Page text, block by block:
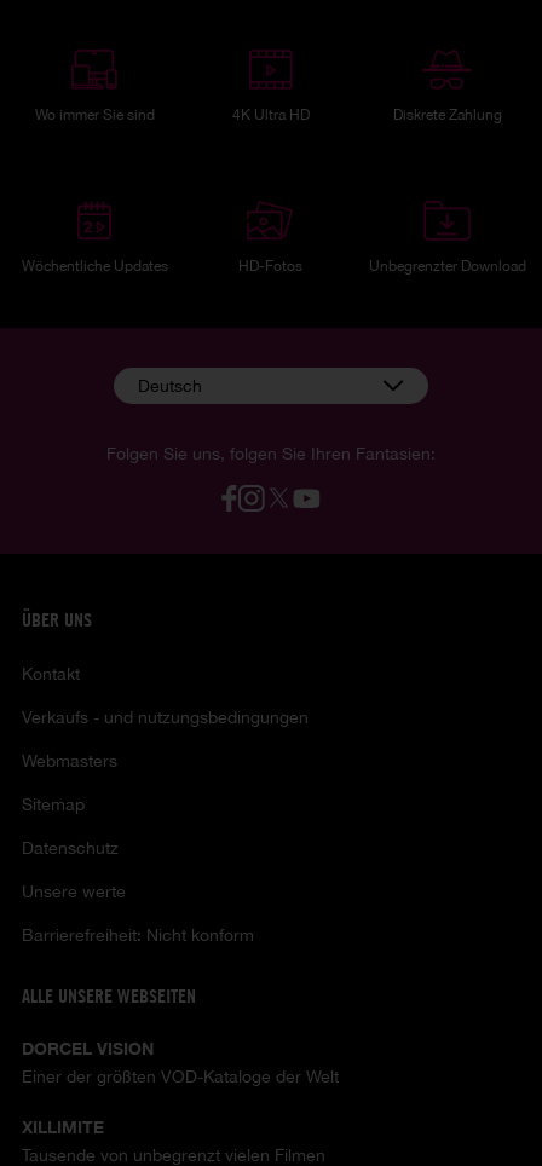
Wo immer Sie sind 4K Ultra HD Diskrete Zahlung
Wöchentliche Updates HD-Fotos Unbegrenzter Download
Folgen Sie uns, folgen Sie Ihren Fantasien:
Deutsch
ÜBER UNS
Kontakt
Verkaufs - und nutzungsbedingungen
Webmasters
Sitemap
Datenschutz
Unsere werte
Barrierefreiheit: Nicht konform
ALLE UNSERE WEBSEITEN
DORCEL VISION
Einer der größten VOD-Kataloge der Welt
XILLIMITE
Tausende von unbegrenzt vielen Filmen